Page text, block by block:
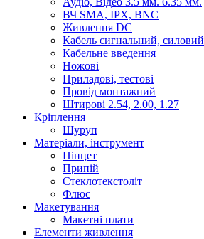
ВЧ SMA, IPX, BNC
Живлення DC
Кабель сигнальний, силовий
Кабельне введення
Ножові
Приладові, тестові
Провід монтажний
Штирові 2.54, 2.00, 1.27
Кріплення
Шуруп
Матеріали, інструмент
Пінцет
Припій
Стеклотекстоліт
Флюс
Макетування
Макетні плати
Елементи живлення